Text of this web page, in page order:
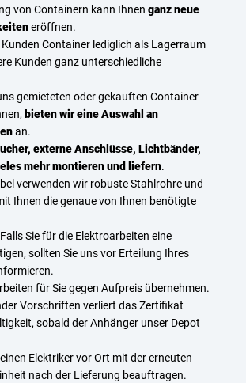
von Containern kann Ihnen ganz neue
eröffnen.
Container lediglich als Lagerraum
Kunden ganz unterschiedliche
gemieteten oder gekauften Container
bieten wir eine Auswahl an
an.
externe Anschlüsse, Lichtbänder,
mehr montieren und liefern.
verwenden wir robuste Stahlrohre und
Ihnen die genaue von Ihnen benötigte
Sie für die Elektroarbeiten eine
sollten Sie uns vor Erteilung Ihres
für Sie gegen Aufpreis übernehmen.
Vorschriften verliert das Zertifikat
sobald der Anhänger unser Depot
Elektriker vor Ort mit der erneuten
nach der Lieferung beauftragen.